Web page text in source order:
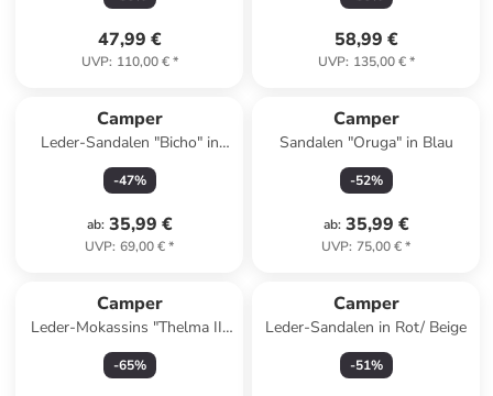
47,99 €
UVP: 110,00 €*
58,99 €
UVP: 135,00 €*
Camper
Leder-Sandalen "Bicho" in
Rosa
-47%
ab: 35,99 €
UVP: 69,00 €*
Camper
Sandalen "Oruga" in Blau
-52%
ab: 35,99 €
UVP: 75,00 €*
Camper
Leder-Mokassins "Thelma II"
in Schwarz
-65%
Camper
Leder-Sandalen in Rot/ Beige
-51%